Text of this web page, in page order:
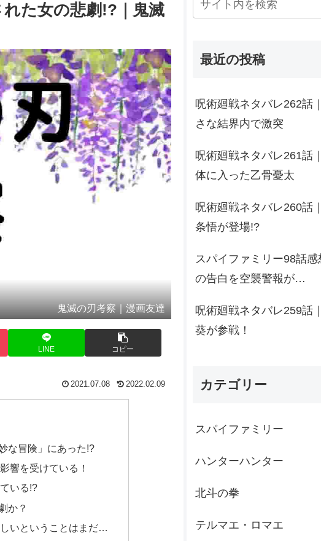
た女の悲劇!?｜鬼滅
鬼滅の刃考察｜漫画友達
LINE コピー
2021.07.08 2022.02.09
な冒険」にあった!?
響を受けている！
いる!?
か？
いということはまだ…
最近の投稿
呪術廻戦ネタバレ262話
さな結界内で激突
呪術廻戦ネタバレ261話
体に入った乙骨憂太
呪術廻戦ネタバレ260話
条悟が登場!?
スパイファミリー98話
の告白を空襲警報が…
呪術廻戦ネタバレ259話
葵が参戦！
カテゴリー
スパイファミリー
ハンターハンター
北斗の拳
テルマエ・ロマエ